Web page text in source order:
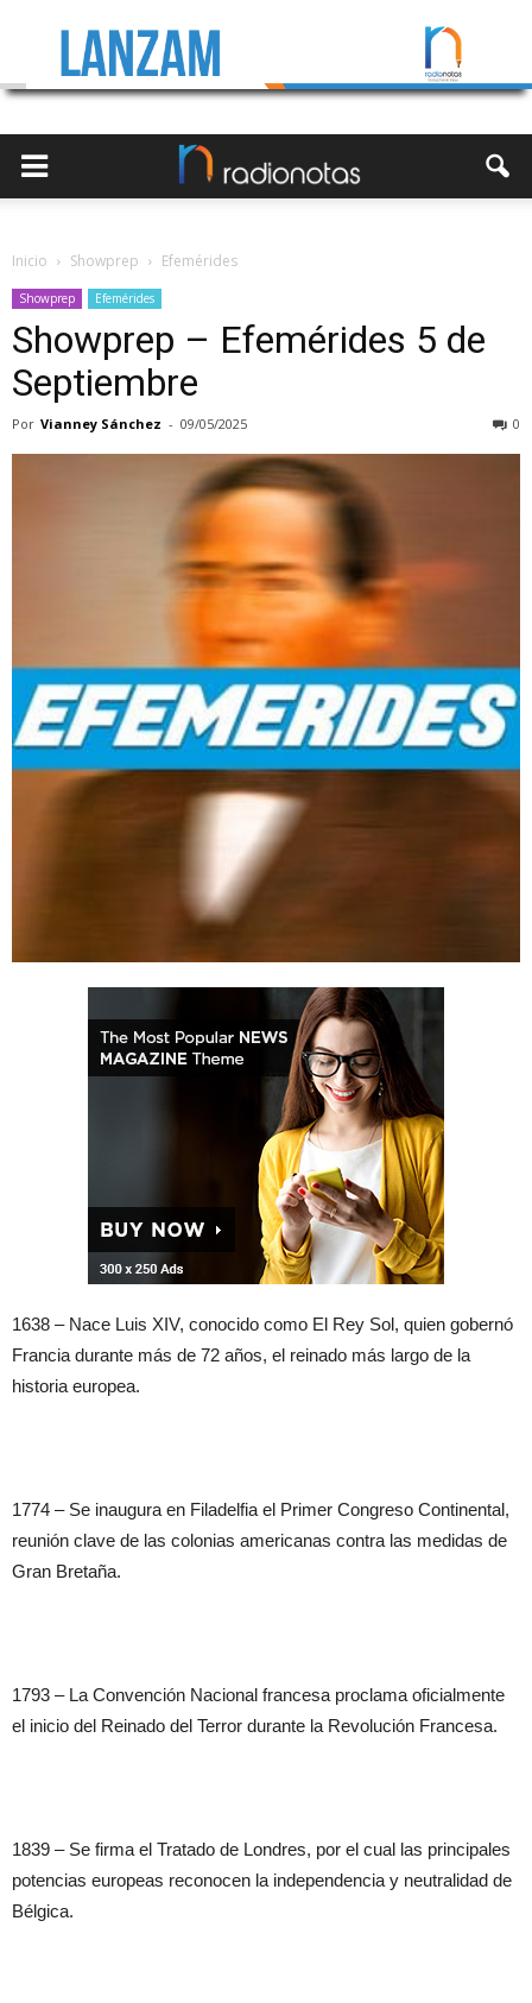
Inicio Showprep Efemérides
Showprep Efemérides
Showprep – Efemérides 5 de
Septiembre
Por Vianney Sánchez - 09/05/2025 0
1638 – Nace Luis XIV, conocido como El Rey Sol, quien gobernó
Francia durante más de 72 años, el reinado más largo de la
historia europea.
1774 – Se inaugura en Filadelfia el Primer Congreso Continental,
reunión clave de las colonias americanas contra las medidas de
Gran Bretaña.
1793 – La Convención Nacional francesa proclama oficialmente
el inicio del Reinado del Terror durante la Revolución Francesa.
1839 – Se firma el Tratado de Londres, por el cual las principales
potencias europeas reconocen la independencia y neutralidad de
Bélgica.